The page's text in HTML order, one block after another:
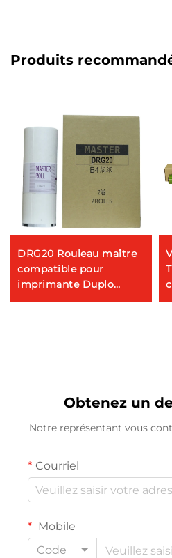
Produits
DRG20 Rouleau maître
compatible pour
imprimante Duplo
DUPLO DP-G225 325
Obtenez un
Notre représentant vous
Courriel
Mobile
Code